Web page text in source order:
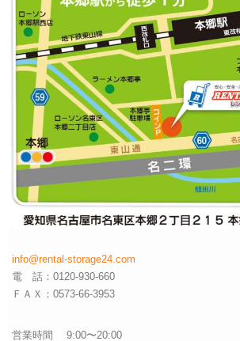
info@rental-storage24.com
電 話：0120-930-660
ＦＡＸ：0573-66-3953
営業時間 9:00〜20:00